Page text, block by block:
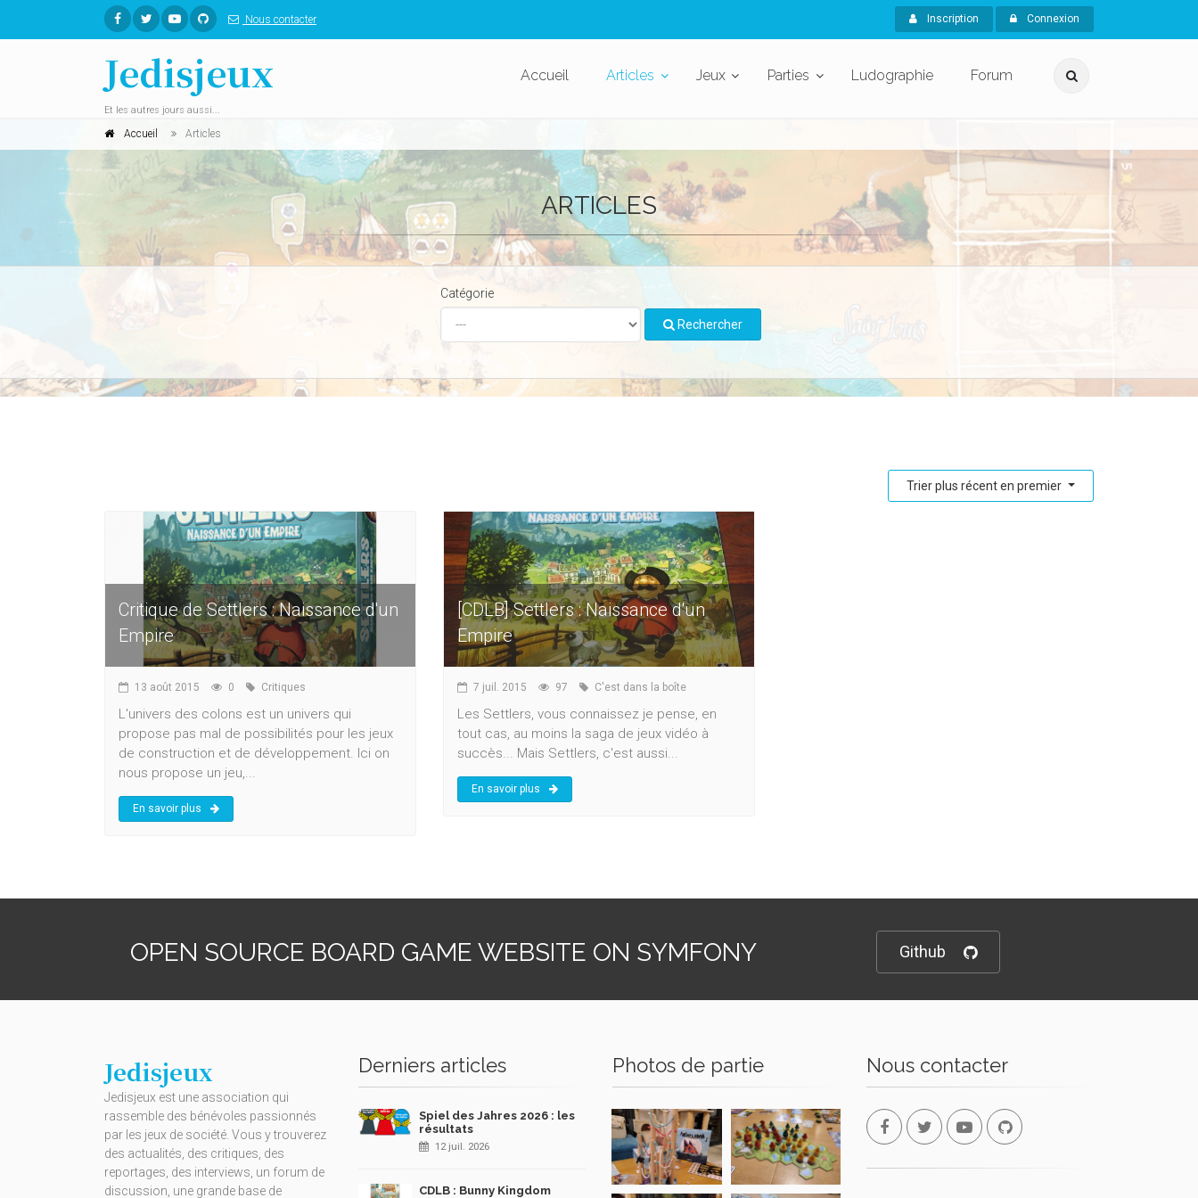
Nous contacter Inscription Connexion
Jedisjeux
Et les autres jours aussi...
Accueil Articles Jeux Parties Ludographie Forum
Accueil Articles
ARTICLES
Catégorie
Rechercher
Trier plus récent en premier
Critique de Settlers : Naissance d'un
Empire
13 août 2015 0 Critiques
L'univers des colons est un univers qui
propose pas mal de possibilités pour les jeux
de construction et de développement. Ici on
nous propose un jeu,...
En savoir plus
[CDLB] Settlers : Naissance d'un
Empire
7 juil. 2015 97 C'est dans la boîte
Les Settlers, vous connaissez je pense, en
tout cas, au moins la saga de jeux vidéo à
succès... Mais Settlers, c'est aussi...
En savoir plus
OPEN SOURCE BOARD GAME WEBSITE ON SYMFONY Github
Jedisjeux
Jedisjeux est une association qui
rassemble des bénévoles passionnés
par les jeux de société. Vous y trouverez
des actualités, des critiques, des
reportages, des interviews, un forum de
discussion, une grande base de
Derniers articles
Spiel des Jahres 2026 : les
résultats
12 juil. 2026
CDLB : Bunny Kingdom
Photos de partie Nous contacter